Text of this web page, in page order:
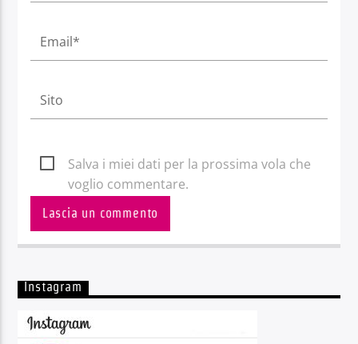
Salva i miei dati per la prossima vola che
voglio commentare.
Instagram